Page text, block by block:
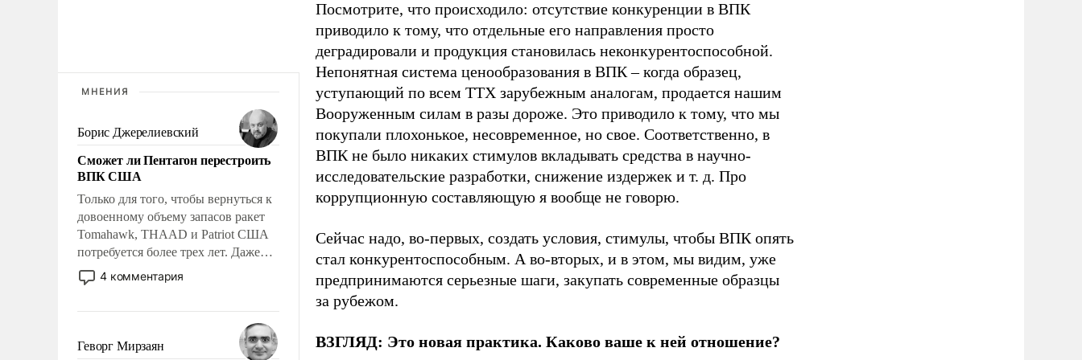
МНЕНИЯ
Борис Джерелиевский
Сможет ли Пентагон перестроить
ВПК США
Только для того, чтобы вернуться к
довоенному объему запасов ракет
Tomahawk, THAAD и Patriot США
потребуется более трех лет. Даже
небольшая война с Ираном
опустошила американские
уязвимости США, например, перед
4 комментария
Геворг Мирзаян
Посмотрите, что происходило: отсутствие конкуренции в ВПК
приводило к тому, что отдельные его направления просто
деградировали и продукция становилась неконкурентоспособной.
Непонятная система ценообразования в ВПК – когда образец,
уступающий по всем ТТХ зарубежным аналогам, продается нашим
Вооруженным силам в разы дороже. Это приводило к тому, что мы
покупали плохонькое, несовременное, но свое. Соответственно, в
ВПК не было никаких стимулов вкладывать средства в научно-
исследовательские разработки, снижение издержек и т. д. Про
коррупционную составляющую я вообще не говорю.
Сейчас надо, во-первых, создать условия, стимулы, чтобы ВПК опять
стал конкурентоспособным. А во-вторых, и в этом, мы видим, уже
предпринимаются серьезные шаги, закупать современные образцы
за рубежом.
ВЗГЛЯД: Это новая практика. Каково ваше к ней отношение?